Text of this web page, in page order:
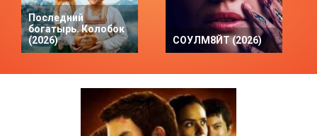
Последний
богатырь. Колобок
(2026)
СОУЛМ8ЙТ (2026)